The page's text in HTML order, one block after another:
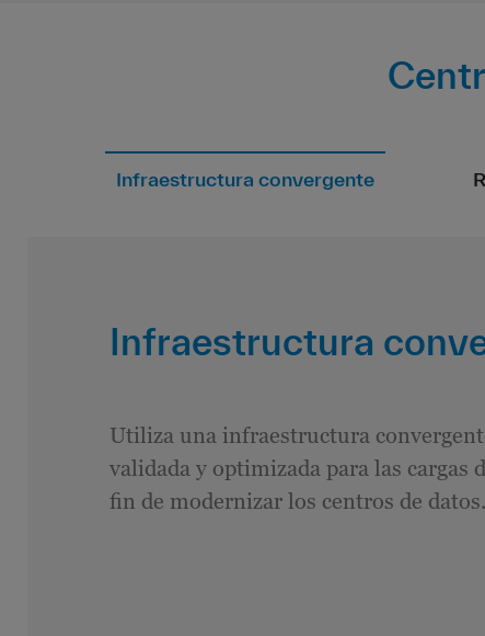
Infraestructura convergente
Infraestructura
Utiliza una infraestructura
validada y optimizada para las cargas
fin de modernizar los centros de datos.